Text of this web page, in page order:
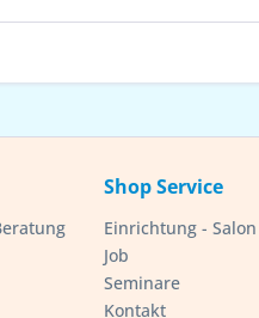
Shop Service
Einrichtung -
Job
Seminare
Kontakt